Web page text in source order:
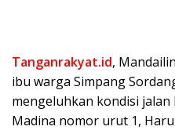
Tanganrakyat.id,
ibu warga Simpang
mengeluhkan kondisi
Madina nomor urut 1,